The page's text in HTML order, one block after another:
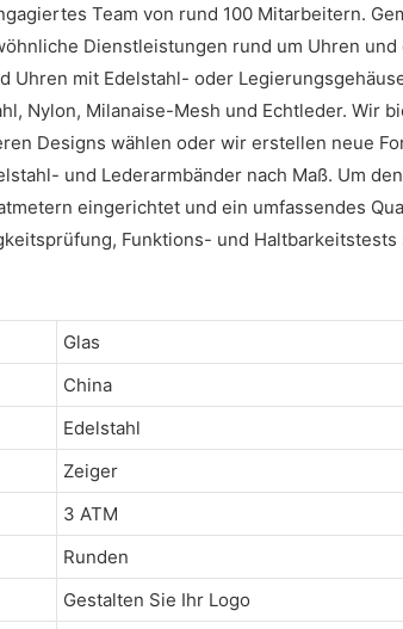
Team von rund 100 Mitarbeitern.
Dienstleistungen rund um Uhren
mit Edelstahl- oder
Nylon, Milanaise-Mesh und Echtleder. Wir
Designs wählen oder wir erstellen neue
und Lederarmbänder nach Maß. Um
eingerichtet und ein umfassendes
Funktions- und
Glas
China
Edelstahl
Zeiger
3 ATM
Runden
Gestalten Sie Ihr Logo